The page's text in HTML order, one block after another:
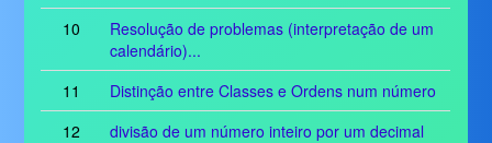
10
Resolução de problemas (interpretação de um
calendário)...
11
Distinção entre Classes e Ordens num número
12
divisão de um número inteiro por um decimal